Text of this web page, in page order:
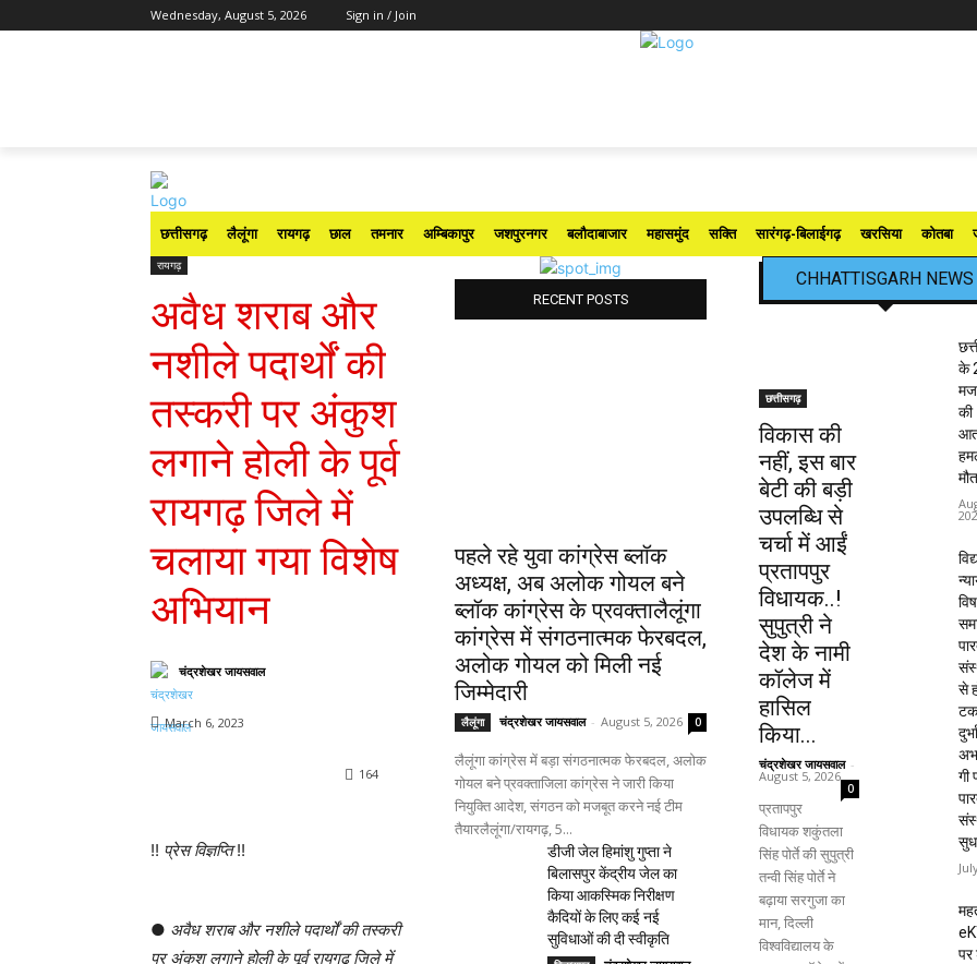
Wednesday, August 5, 2026 Sign in / Join
छत्तीसगढ़ लैलूंगा रायगढ़ छाल तमनार अम्बिकापुर जशपुरनगर बलौदाबाजार महासमुंद सक्ति सारंगढ़-बिलाईगढ़ खरसिया कोतबा
रायगढ़
अवैध शराब और
नशीले पदार्थों की
तस्करी पर अंकुश
लगाने होली के पूर्व
रायगढ़ जिले में
चलाया गया विशेष
अभियान
चंद्रशेखर जायसवाल
March 6, 2023
164
!! प्रेस विज्ञप्ति!!
● अवैध शराब और नशीले पदार्थों की तस्करी
पर अंकुश लगाने होली के पूर्व रायगढ़ जिले में
RECENT POSTS
पहले रहे युवा कांग्रेस ब्लॉक
अध्यक्ष, अब अलोक गोयल बने
ब्लॉक कांग्रेस के प्रवक्तालैलूंगा
कांग्रेस में संगठनात्मक फेरबदल,
अलोक गोयल को मिली नई
जिम्मेदारी
लैलूंगा चंद्रशेखर जायसवाल - August 5, 2026 0
लैलूंगा कांग्रेस में बड़ा संगठनात्मक फेरबदल, अलोक
गोयल बने प्रवक्ताजिला कांग्रेस ने जारी किया
नियुक्ति आदेश, संगठन को मजबूत करने नई टीम
तैयारलैलूंगा/रायगढ़, 5...
डीजी जेल हिमांशु गुप्ता ने
बिलासपुर केंद्रीय जेल का
किया आकस्मिक निरीक्षण
कैदियों के लिए कई नई
सुविधाओं की दी स्वीकृति
CHHATTISGARH NEWS
छत्तीसगढ़
विकास की
नहीं, इस बार
बेटी की बड़ी
उपलब्धि से
चर्चा में आईं
प्रतापपुर
विधायक..!
सुपुत्री ने
देश के नामी
कॉलेज में
हासिल
किया...
चंद्रशेखर जायसवाल -
August 5, 2026
0
प्रतापपुर
विधायक शकुंतला
सिंह पोर्ते की सुपुत्री
तन्वी सिंह पोर्ते ने
बढ़ाया सरगुजा का
मान, दिल्ली
विश्वविद्यालय के
के
की
से
गी